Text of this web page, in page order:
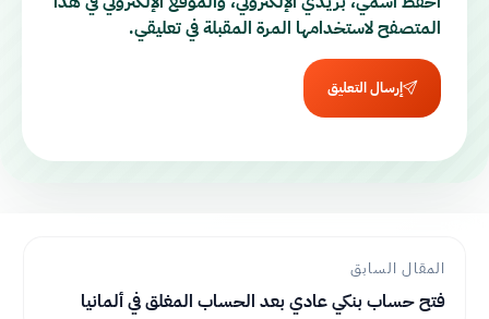
المتصفح لاستخدامها المرة المقبلة في تعليقي.
إرسال التعليق
المقال السابق
فتح حساب بنكي عادي بعد الحساب المغلق في ألمانيا